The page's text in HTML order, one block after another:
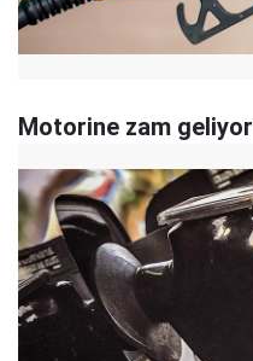
Motorine zam geliyor